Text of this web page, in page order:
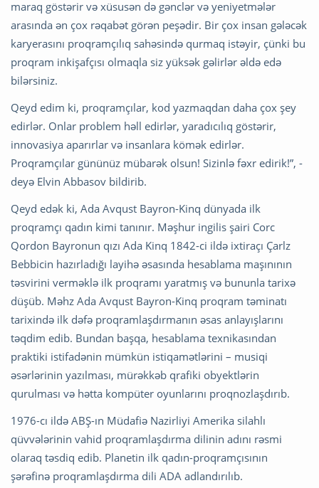
maraq göstərir və xüsusən də gənclər və yeniyetmələr
arasında ən çox rəqabət görən peşədir. Bir çox insan gələcək
karyerasını proqramçılıq sahəsində qurmaq istəyir, çünki bu
proqram inkişafçısı olmaqla siz yüksək gəlirlər əldə edə
bilərsiniz.
Qeyd edim ki, proqramçılar, kod yazmaqdan daha çox şey
edirlər. Onlar problem həll edirlər, yaradıcılıq göstərir,
innovasiya aparırlar və insanlara kömək edirlər.
Proqramçılar gününüz mübarək olsun! Sizinlə fəxr edirik!”, -
deyə Elvin Abbasov bildirib.
Qeyd edək ki, Ada Avqust Bayron-Kinq dünyada ilk
proqramçı qadın kimi tanınır. Məşhur ingilis şairi Corc
Qordon Bayronun qızı Ada Kinq 1842-ci ildə ixtiraçı Çarlz
Bebbicin hazırladığı layihə əsasında hesablama maşınının
təsvirini verməklə ilk proqramı yaratmış və bununla tarixə
düşüb. Məhz Ada Avqust Bayron-Kinq proqram təminatı
tarixində ilk dəfə proqramlaşdırmanın əsas anlayışlarını
təqdim edib. Bundan başqa, hesablama texnikasından
praktiki istifadənin mümkün istiqamətlərini – musiqi
əsərlərinin yazılması, mürəkkəb qrafiki obyektlərin
qurulması və hətta kompüter oyunlarını proqnozlaşdırıb.
1976-cı ildə ABŞ-ın Müdafiə Nazirliyi Amerika silahlı
qüvvələrinin vahid proqramlaşdırma dilinin adını rəsmi
olaraq təsdiq edib. Planetin ilk qadın-proqramçısının
şərəfinə proqramlaşdırma dili ADA adlandırılıb.